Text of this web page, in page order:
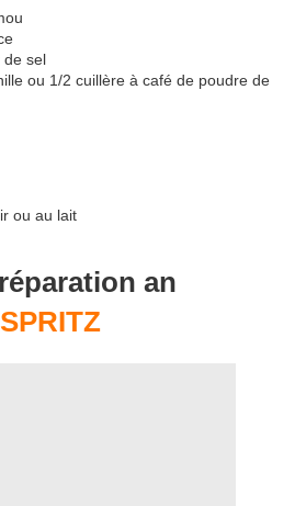
de sel
ou 1/2 cuillère à café de poudre de
ou au lait
an
SPRITZ